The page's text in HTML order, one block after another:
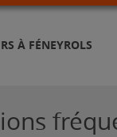
À FÉNEYROLS